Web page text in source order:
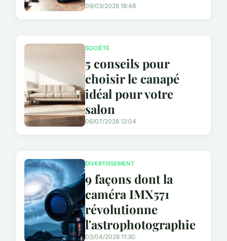
09/03/2026 18:48
SOCIÉTÉ
5 conseils pour
choisir le canapé
idéal pour votre
salon
06/07/2026 12:04
DIVERTISSEMENT
9 façons dont la
caméra IMX571
révolutionne
l'astrophotographie
03/04/2026 11:30